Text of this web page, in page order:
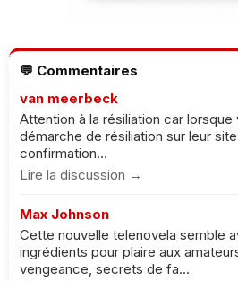
💬 Commentaires
van meerbeck
Attention à la résiliation car lorsque
démarche de résiliation sur leur
confirmation...
Lire la discussion →
Max Johnson
Cette nouvelle telenovela semble
ingrédients pour plaire aux
vengeance, secrets de fa...